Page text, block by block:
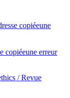
copiéeune
copiéeune erreur
/ Revue